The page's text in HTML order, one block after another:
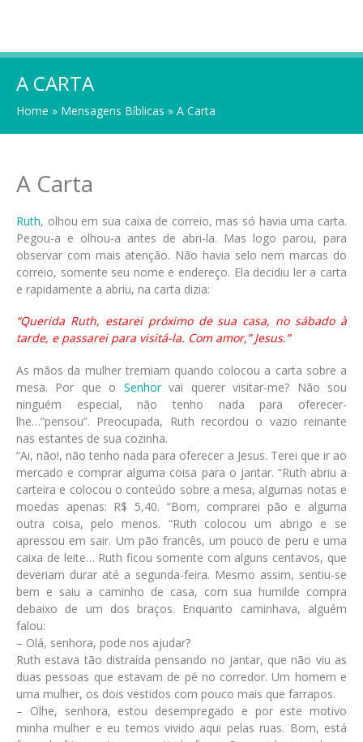
A CARTA
Home » Mensagens Bíblicas » A Carta
A Carta
Ruth, olhou em sua caixa de correio, mas só havia uma carta.
Pegou-a e olhou-a antes de abri-la. Mas logo parou, para
observar com mais atenção. Não havia selo nem marcas do
correio, somente seu nome e endereço. Ela decidiu ler a carta
e rapidamente a abriu, na carta dizia:
“Querida Ruth, estarei próximo de sua casa, no sábado à
tarde, e passarei para visitá-la. Com amor,” Jesus.”
As mãos da mulher tremiam quando colocou a carta sobre a
mesa. Por que o Senhorvai querer visitar-me? Não sou
ninguém especial, não tenho nada para oferecer-
lhe…”pensou”. Preocupada, Ruth recordou o vazio reinante
nas estantes de sua cozinha.
“Ai, não!, não tenho nada para oferecer a Jesus. Terei que ir ao
mercado e comprar alguma coisa para o jantar. “Ruth abriu a
carteira e colocou o conteúdo sobre a mesa, algumas notas e
moedas apenas: R$ 5,40. “Bom, comprarei pão e alguma
outra coisa, pelo menos. “Ruth colocou um abrigo e se
apressou em sair. Um pão francês, um pouco de peru e uma
caixa de leite… Ruth ficou somente com alguns centavos, que
deveriam durar até a segunda-feira. Mesmo assim, sentiu-se
bem e saiu a caminho de casa, com sua humilde compra
debaixo de um dos braços. Enquanto caminhava, alguém
falou:
– Olá, senhora, pode nos ajudar?
Ruth estava tão distraída pensando no jantar, que não viu as
duas pessoas que estavam de pé no corredor. Um homem e
uma mulher, os dois vestidos com pouco mais que farrapos.
– Olhe, senhora, estou desempregado e por este motivo
minha mulher e eu temos vivido aqui pelas ruas. Bom, está